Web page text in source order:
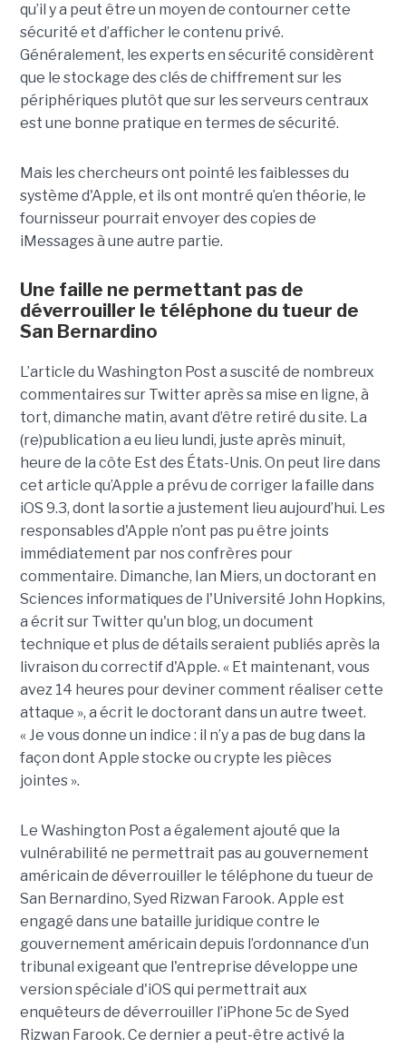
qu’il y a peut être un moyen de contourner cette
sécurité et d’afficher le contenu privé.
Généralement, les experts en sécurité considèrent
que le stockage des clés de chiffrement sur les
périphériques plutôt que sur les serveurs centraux
est une bonne pratique en termes de sécurité.
Mais les chercheurs ont pointé les faiblesses du
système d'Apple, et ils ont montré qu’en théorie, le
fournisseur pourrait envoyer des copies de
iMessages à une autre partie.
Une faille ne permettant pas de
déverrouiller le téléphone du tueur de
San Bernardino
L’article du Washington Post a suscité de nombreux
commentaires sur Twitter après sa mise en ligne, à
tort, dimanche matin, avant d’être retiré du site. La
(re)publication a eu lieu lundi, juste après minuit,
heure de la côte Est des États-Unis. On peut lire dans
cet article qu’Apple a prévu de corriger la faille dans
iOS 9.3, dont la sortie a justement lieu aujourd’hui. Les
responsables d'Apple n’ont pas pu être joints
immédiatement par nos confrères pour
commentaire. Dimanche, Ian Miers, un doctorant en
Sciences informatiques de l'Université John Hopkins,
a écrit sur Twitter qu'un blog, un document
technique et plus de détails seraient publiés après la
livraison du correctif d'Apple. « Et maintenant, vous
avez 14 heures pour deviner comment réaliser cette
attaque », a écrit le doctorant dans un autre tweet.
« Je vous donne un indice : il n’y a pas de bug dans la
façon dont Apple stocke ou crypte les pièces
jointes ».
Le Washington Post a également ajouté que la
vulnérabilité ne permettrait pas au gouvernement
américain de déverrouiller le téléphone du tueur de
San Bernardino, Syed Rizwan Farook. Apple est
engagé dans une bataille juridique contre le
gouvernement américain depuis l’ordonnance d’un
tribunal exigeant que l'entreprise développe une
version spéciale d'iOS qui permettrait aux
enquêteurs de déverrouiller l’iPhone 5c de Syed
Rizwan Farook. Ce dernier a peut-être activé la